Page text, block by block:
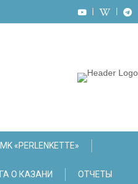
МK «PERLENKETTE»
О КАЗАНИ ОТЧЕТЫ